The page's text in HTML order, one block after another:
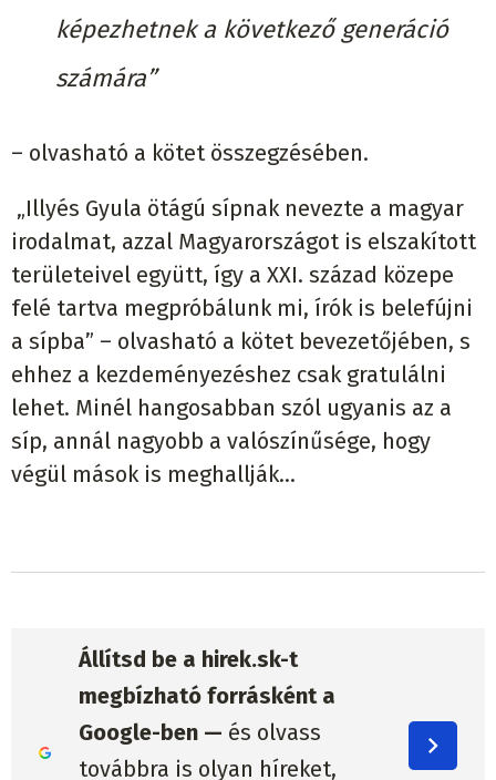
képezhetnek a következő generáció
számára”
– olvasható a kötet összegzésében.
„Illyés Gyula ötágú sípnak nevezte a magyar
irodalmat, azzal Magyarországot is elszakított
területeivel együtt, így a XXI. század közepe
felé tartva megpróbálunk mi, írók is belefújni
a sípba” – olvasható a kötet bevezetőjében, s
ehhez a kezdeményezéshez csak gratulálni
lehet. Minél hangosabban szól ugyanis az a
síp, annál nagyobb a valószínűsége, hogy
végül mások is meghallják…
Állítsd be a hirek.sk-t
megbízható forrásként a
Google-ben — és olvass
továbbra is olyan híreket,